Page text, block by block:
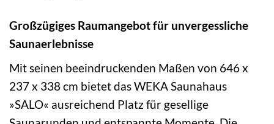
Großzügiges Raumangebot für unvergessliche
Saunaerlebnisse
Mit seinen beeindruckenden Maßen von 646 x
237 x 338 cm bietet das WEKA Saunahaus
»SALO« ausreichend Platz für gesellige